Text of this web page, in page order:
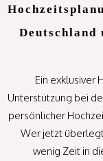
Deutschland
Ein exklusiver
Unterstützung bei
persönlicher
Wer jetzt
wenig Zeit in